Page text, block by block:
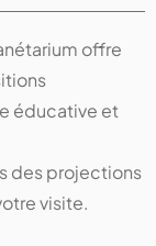
offre
éducative et
des projections
visite.